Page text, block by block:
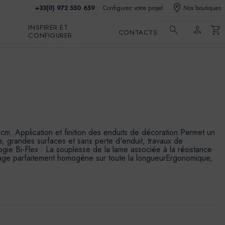
+33(0) 972 550 659 Configurez votre projet Nos boutiques
INSPIRER ET
CONFIGURER
CONTACTS search person shopping_cart
Application et finition des enduits de décoration.Permet un
grandes surfaces et sans perte d'enduit, travaux de
Bi-Flex : La souplesse de la lame associée à la résistance
parfaitement homogène sur toute la longueurErgonomique,